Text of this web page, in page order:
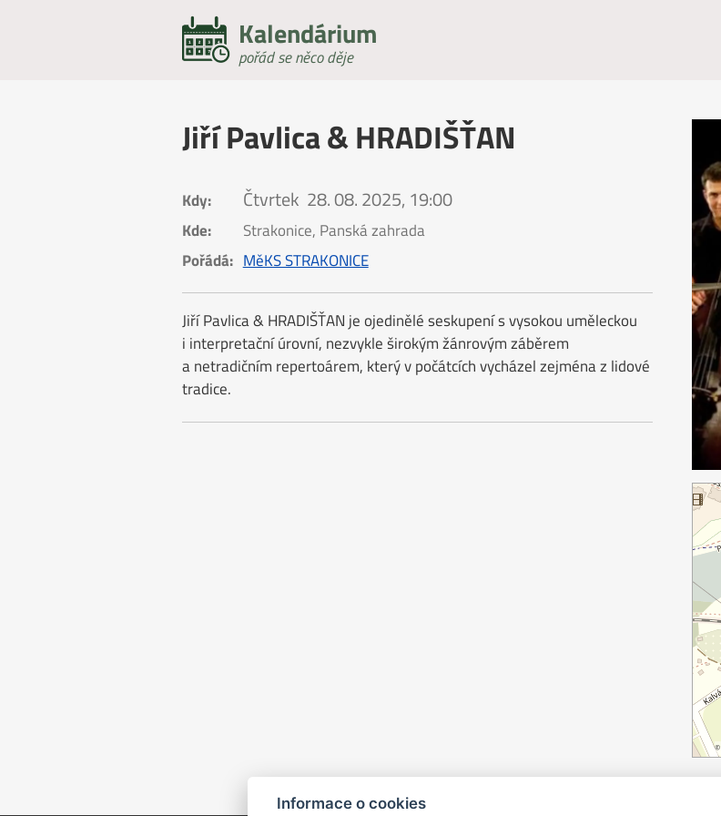
Kalendárium
pořád se něco děje
Jiří Pavlica & HRADIŠŤAN
Kdy: Čtvrtek 28. 08. 2025, 19:00
Kde:
Strakonice, Panská zahrada
Pořádá: MěKS STRAKONICE
Jiří Pavlica & HRADIŠŤAN je ojedinělé seskupení s vysokou uměleckou
i interpretační úrovní, nezvykle širokým žánrovým záběrem
a netradičním repertoárem, který v počátcích vycházel zejména z lidové
tradice.
©
Informace o cookies